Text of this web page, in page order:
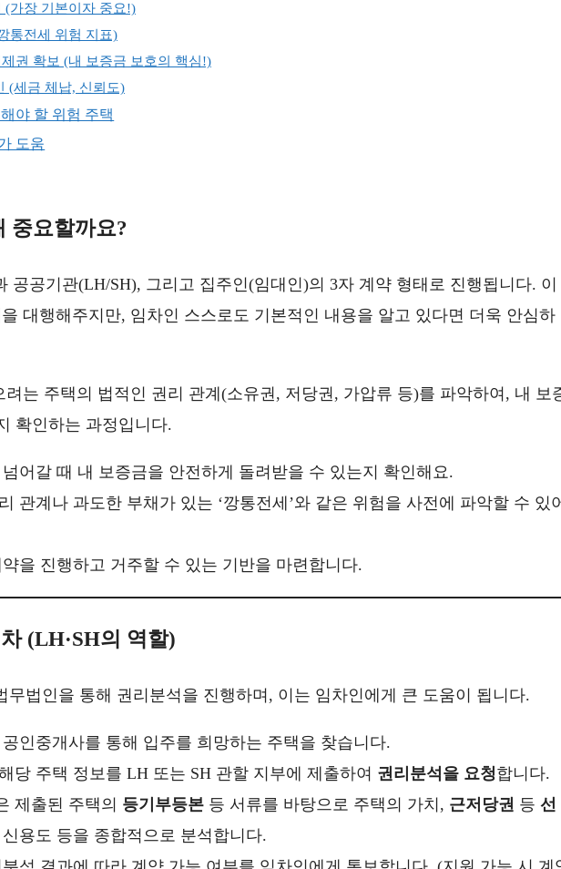
(가장 기본이자 중요!)
통전세 위험 지표)
권 확보 (내 보증금 보호의 핵심!)
(세금 체납, 신뢰도)
야 할 위험 주택
도움
중요할까요?
공공기관(LH/SH), 그리고 집주인(임대인)의 3자 계약 형태로 진행됩니다. 이
을 대행해주지만, 임차인 스스로도 기본적인 내용을 알고 있다면 더욱 안심하
려는 주택의 법적인 권리 관계(소유권, 저당권, 가압류 등)를 파악하여, 내 보
확인하는 과정입니다.
어갈 때 내 보증금을 안전하게 돌려받을 수 있는지 확인해요.
관계나 과도한 부채가 있는 ‘깡통전세’와 같은 위험을 사전에 파악할 수 있
을 진행하고 거주할 수 있는 기반을 마련합니다.
(LH·SH의 역할)
무법인을 통해 권리분석을 진행하며, 이는 임차인에게 큰 도움이 됩니다.
인중개사를 통해 입주를 희망하는 주택을 찾습니다.
당 주택 정보를 LH 또는 SH 관할 지부에 제출하여 권리분석을 요청합니다.
제출된 주택의 등기부등본 등 서류를 바탕으로 주택의 가치, 근저당권 등 선
용도 등을 종합적으로 분석합니다.